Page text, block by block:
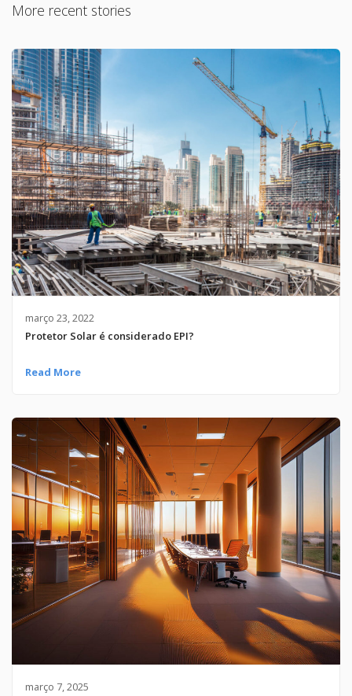
More recent stories
março 23, 2022
Protetor Solar é considerado EPI?
Read More
março 7, 2025